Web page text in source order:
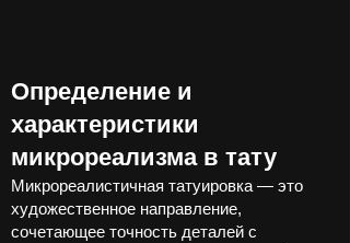
Определение и
характеристики
микрореализма в тату
Микрореалистичная татуировка — это
художественное направление,
сочетающее точность деталей с